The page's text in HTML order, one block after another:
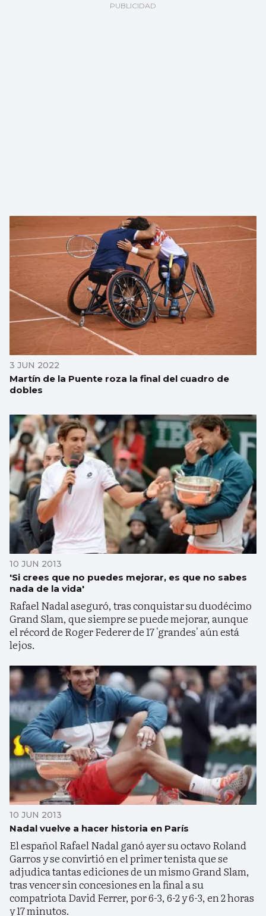
3 JUN 2022
Martín de la Puente roza la final del cuadro de
dobles
10 JUN 2013
'Si crees que no puedes mejorar, es que no sabes
nada de la vida'
Rafael Nadal aseguró, tras conquistar su duodécimo
Grand Slam, que siempre se puede mejorar, aunque
el récord de Roger Federer de 17 'grandes' aún está
lejos.
10 JUN 2013
Nadal vuelve a hacer historia en París
El español Rafael Nadal ganó ayer su octavo Roland
Garros y se convirtió en el primer tenista que se
adjudica tantas ediciones de un mismo Grand Slam,
tras vencer sin concesiones en la final a su
compatriota David Ferrer, por 6-3, 6-2 y 6-3, en 2 horas
y 17 minutos.